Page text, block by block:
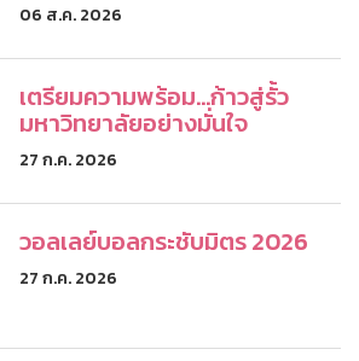
06 ส.ค. 2026
เตรียมความพร้อม...ก้าวสู่รั้ว
มหาวิทยาลัยอย่างมั่นใจ
27 ก.ค. 2026
วอลเลย์บอลกระชับมิตร 2026
27 ก.ค. 2026